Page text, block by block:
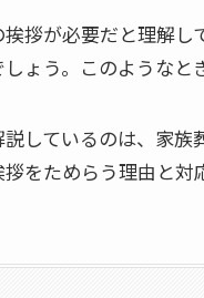
拶が必要だと理解
ょう。このようなと
しているのは、家族
をためらう理由と対